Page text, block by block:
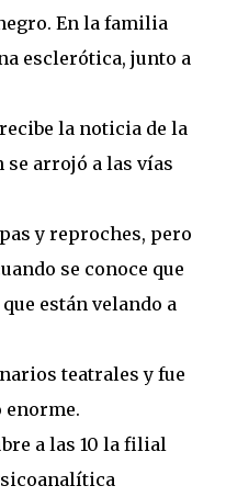
En la familia
esclerótica, junto a
la noticia de la
se arrojó a las vías
y reproches, pero
se conoce que
están velando a
teatrales y fue
enorme.
a las 10 la filial